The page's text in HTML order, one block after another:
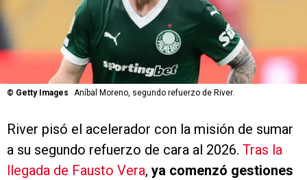
© Getty Images Aníbal Moreno, segundo refuerzo de River.
River pisó el acelerador con la misión de sumar
a su segundo refuerzo de cara al 2026. Tras la
llegada de Fausto Vera, ya comenzó gestiones